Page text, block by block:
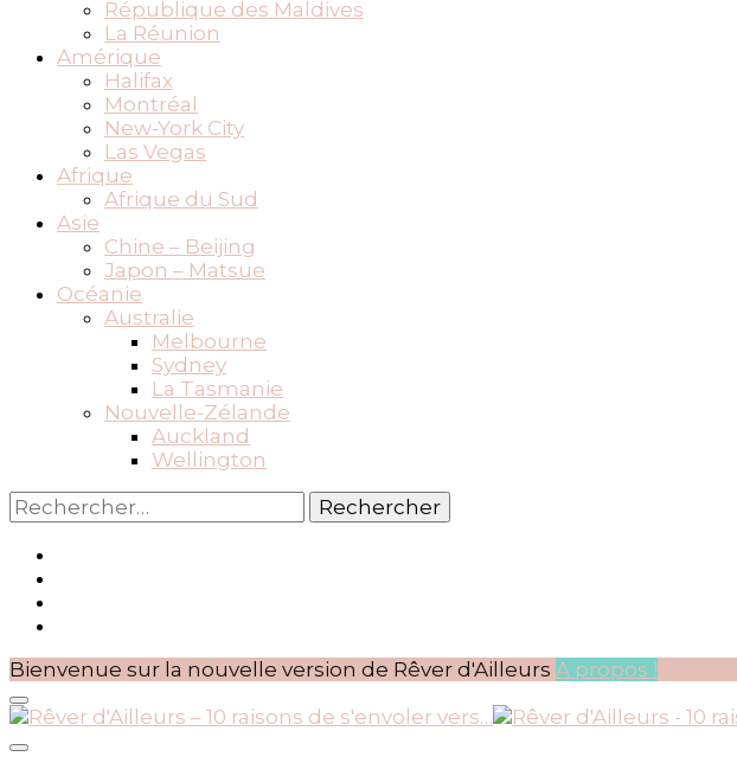
République des Maldives
La Réunion
Amérique
Halifax
Montréal
New-York City
Las Vegas
Afrique
Afrique du Sud
Asie
Chine – Beijing
Japon – Matsue
Océanie
Australie
Melbourne
Sydney
La Tasmanie
Nouvelle-Zélande
Auckland
Wellington
Rechercher :
Bienvenue sur la nouvelle version de Rêver d'Ailleurs A propos !